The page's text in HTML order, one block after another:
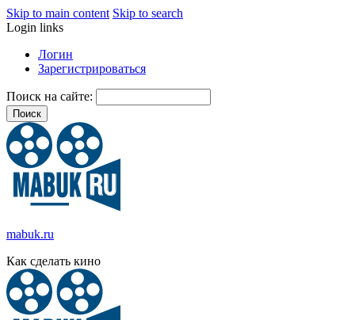
Skip to main content Skip to search
Login links
Логин
Зарегистрироваться
Поиск на сайте:
mabuk.ru
Как сделать кино